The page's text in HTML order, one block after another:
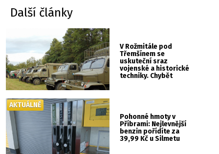
Další články
V Rožmitále pod
Třemšínem se
uskuteční sraz
vojenské a historické
techniky. Chybět
Pohonné hmoty v
Příbrami: Nejlevnější
benzin pořídíte za
39,99 Kč u Silmetu
AKTUÁLNĚ